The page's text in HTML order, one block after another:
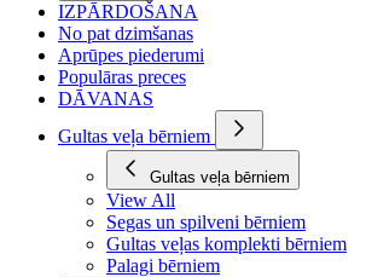
IZPĀRDOŠANA
No pat dzimšanas
Aprūpes piederumi
Populāras preces
DĀVANAS
Gultas veļa bērniem
Gultas veļa bērniem
View All
Segas un spilveni bērniem
Gultas veļas komplekti bērniem
Palagi bērniem